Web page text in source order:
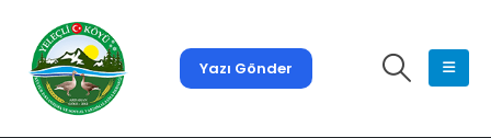
Yazı Gönder